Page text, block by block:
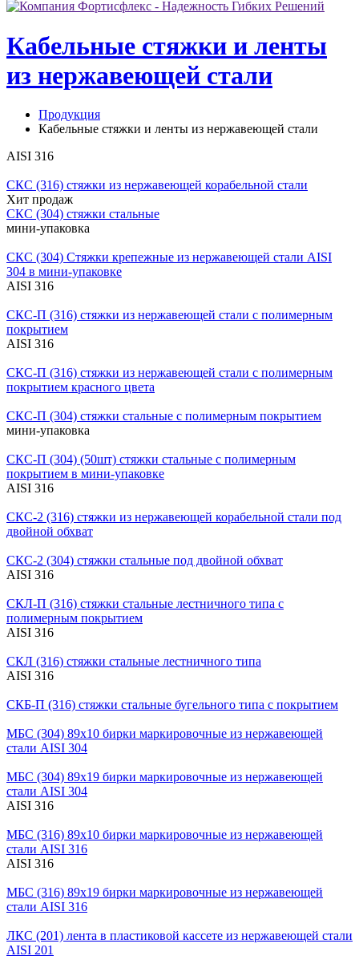
Кабельные стяжки и ленты
из нержавеющей стали
Продукция
Кабельные стяжки и ленты из нержавеющей стали
AISI 316
СКС (316) стяжки из нержавеющей корабельной стали
Хит продаж
СКС (304) стяжки стальные
мини-упаковка
СКС (304) Стяжки крепежные из нержавеющей стали AISI
304 в мини-упаковке
AISI 316
СКС-П (316) стяжки из нержавеющей стали с полимерным
покрытием
AISI 316
СКС-П (316) стяжки из нержавеющей стали с полимерным
покрытием красного цвета
СКС-П (304) стяжки стальные с полимерным покрытием
мини-упаковка
СКС-П (304) (50шт) стяжки стальные с полимерным
покрытием в мини-упаковке
AISI 316
СКС-2 (316) стяжки из нержавеющей корабельной стали под
двойной обхват
СКС-2 (304) стяжки стальные под двойной обхват
AISI 316
СКЛ-П (316) стяжки стальные лестничного типа с
полимерным покрытием
AISI 316
СКЛ (316) стяжки стальные лестничного типа
AISI 316
СКБ-П (316) стяжки стальные бугельного типа с покрытием
МБС (304) 89х10 бирки маркировочные из нержавеющей
стали AISI 304
МБС (304) 89х19 бирки маркировочные из нержавеющей
стали AISI 304
AISI 316
МБС (316) 89х10 бирки маркировочные из нержавеющей
стали AISI 316
AISI 316
МБC (316) 89х19 бирки маркировочные из нержавеющей
стали AISI 316
ЛКС (201) лента в пластиковой кассете из нержавеющей стали
AISI 201